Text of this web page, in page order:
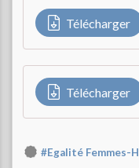
Télécharger
Télécharger
#Egalité Femmes-